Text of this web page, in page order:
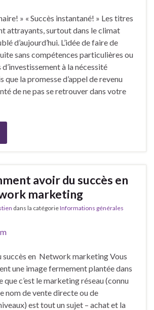
» « Succès instantané! » Les titres
attrayants, surtout dans le climat
d’aujourd’hui. L’idée de faire de
sans compétences particulières ou
à la nécessité
que la promesse d’appel de revenu
de ne pas se retrouver dans votre
avoir du succès en
marketing
dans la catégorieInformations générales
succès en Network marketing Vous
une image fermement plantée dans
c’est le marketing réseau (connu
nom de vente directe ou de
est tout un sujet – achat et la